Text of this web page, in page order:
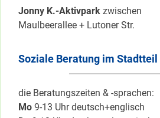
Jonny K.-Aktivpark zwischen
Maulbeerallee + Lutoner Str.
Soziale Beratung im Stadtteil
die Beratungszeiten & -sprachen:
Mo 9-13 Uhr deutsch+englisch